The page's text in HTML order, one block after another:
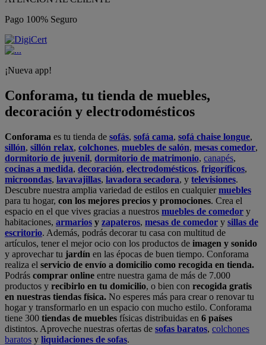
Pago 100% Seguro
¡Nueva app!
Conforama, tu tienda de muebles,
decoración y electrodomésticos
Conforama es tu tienda de sofás, sofá cama, sofá chaise longue,
sillón, sillón relax, colchones, muebles de salón, mesas comedor,
dormitorio de juvenil, dormitorio de matrimonio, canapés,
cocinas a medida, decoración, electrodomésticos, frigoríficos,
microondas, lavavajillas, lavadora secadora, y televisiones.
Descubre nuestra amplia variedad de estilos en cualquiermuebles
para tu hogar, con los mejores precios y promociones. Crea el
espacio en el que vives gracias a nuestros muebles de comedor y
habitaciones, armarios y zapateros, mesas de comedor y sillas de
escritorio. Además, podrás decorar tu casa con multitud de
artículos, tener el mejor ocio con los productos de imagen y sonido
y aprovechar tu jardín en las épocas de buen tiempo. Conforama
realiza el servicio de envío a domicilio como recogida en tienda.
Podrás comprar online entre nuestra gama de más de 7.000
productos y recibirlo en tu domicilio, o bien con recogida gratis
en nuestras tiendas física. No esperes más para crear o renovar tu
hogar y transformarlo en un espacio con mucho estilo. Conforama
tiene 300 tiendas de muebles físicas distribuidas en 6 países
distintos. Aproveche nuestras ofertas de sofas baratos, colchones
baratos y liquidaciones de sofas.